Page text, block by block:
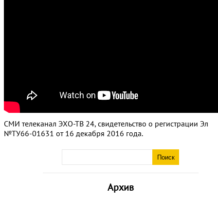
Архив
СМИ телеканал ЭХО-ТВ 24, свидетельство о регистрации Эл
№ТУ66-01631 от 16 декабря 2016 года.